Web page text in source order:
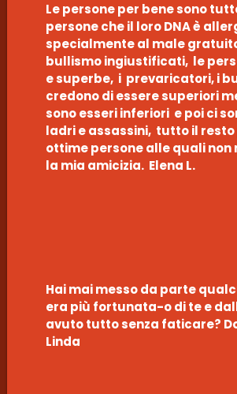
Le persone per bene sono
persone che il loro DNA è
specialmente al male
bullismo ingiustificati, le
e superbe, i prevaricatori, i
credono di essere superiori
sono esseri inferiori e poi ci
ladri e assassini, tutto il resto
ottime persone alle quali non
la mia amicizia. Elena L.
Hai mai messo da parte
era più fortunata-o di te e
avuto tutto senza faticare?
Linda